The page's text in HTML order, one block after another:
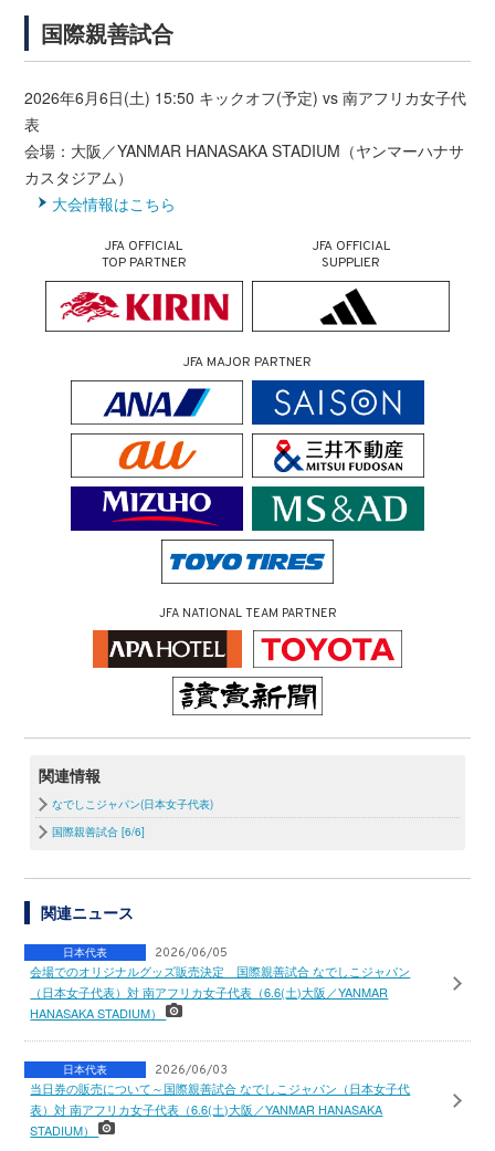
国際親善試合
2026年6月6日(土) 15:50 キックオフ(予定) vs 南アフリカ女子代
表
会場：大阪／YANMAR HANASAKA STADIUM（ヤンマーハナサ
カスタジアム）
大会情報はこちら
JFA OFFICIAL
TOP PARTNER
JFA OFFICIAL
SUPPLIER
JFA MAJOR PARTNER
JFA NATIONAL TEAM PARTNER
関連情報
なでしこジャパン(日本女子代表)
国際親善試合 [6/6]
関連ニュース
日本代表 2026/06/05
会場でのオリジナルグッズ販売決定 国際親善試合 なでしこジャパン
（日本女子代表）対 南アフリカ女子代表（6.6(土)大阪／YANMAR
HANASAKA STADIUM）
日本代表 2026/06/03
当日券の販売について～国際親善試合 なでしこジャパン（日本女子代
表）対 南アフリカ女子代表（6.6(土)大阪／YANMAR HANASAKA
STADIUM）